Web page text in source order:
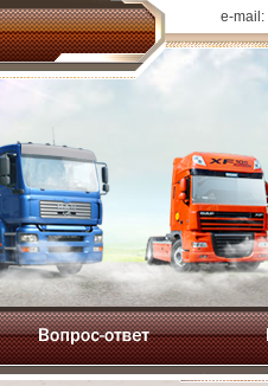
e-mail: